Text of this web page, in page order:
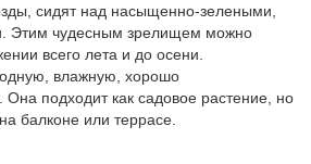
сидят над насыщенно-зелеными,
Этим чудесным зрелищем можно
всего лета и до осени.
влажную, хорошо
Она подходит как садовое растение, но
балконе или террасе.